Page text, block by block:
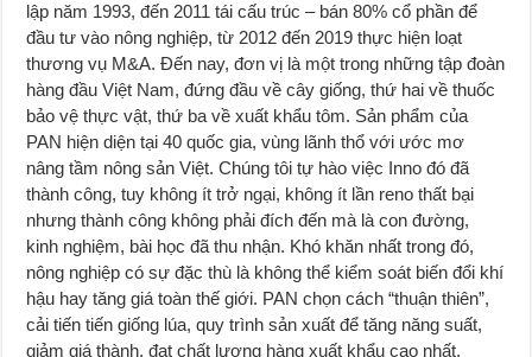
lập năm 1993, đến 2011 tái cấu trúc – bán 80% cổ phần để
đầu tư vào nông nghiệp, từ 2012 đến 2019 thực hiện loạt
thương vụ M&A. Đến nay, đơn vị là một trong những tập đoàn
hàng đầu Việt Nam, đứng đầu về cây giống, thứ hai về thuốc
bảo vệ thực vật, thứ ba về xuất khẩu tôm. Sản phẩm của
PAN hiện diện tại 40 quốc gia, vùng lãnh thổ với ước mơ
nâng tầm nông sản Việt. Chúng tôi tự hào việc Inno đó đã
thành công, tuy không ít trở ngại, không ít lần reno thất bại
nhưng thành công không phải đích đến mà là con đường,
kinh nghiệm, bài học đã thu nhận. Khó khăn nhất trong đó,
nông nghiệp có sự đặc thù là không thể kiểm soát biến đổi khí
hậu hay tăng giá toàn thế giới. PAN chọn cách “thuận thiên”,
cải tiến tiến giống lúa, quy trình sản xuất để tăng năng suất,
giảm giá thành, đạt chất lượng hàng xuất khẩu cao nhất.